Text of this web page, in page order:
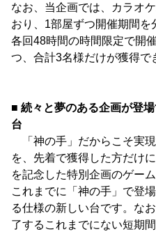
なお、当企画では、カラオ
おり、1部屋ずつ開催期間を
各回48時間の時間限定で開
つ、合計3名様だけが獲得で
■ 続々と夢のある企画が登
台
「神の手」だからこそ実
を、先着で獲得した方だけ
を記念した特別企画のゲー
これまでに「神の手」で登
る仕様の新しい台です。な
了するこれまでにない短期